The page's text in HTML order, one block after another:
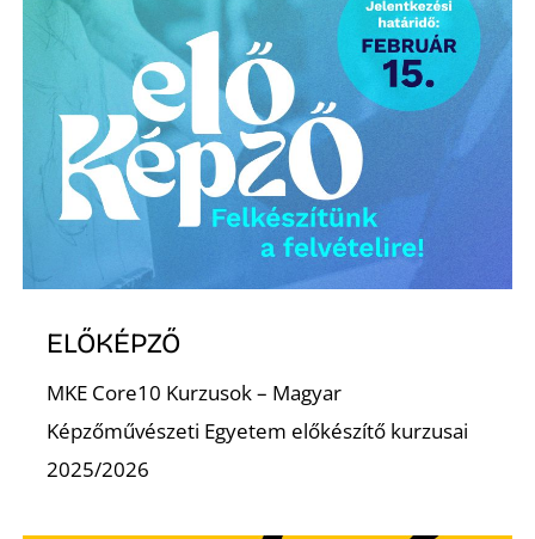
ELŐKÉPZŐ
MKE Core10 Kurzusok – Magyar
Képzőművészeti Egyetem előkészítő kurzusai
2025/2026